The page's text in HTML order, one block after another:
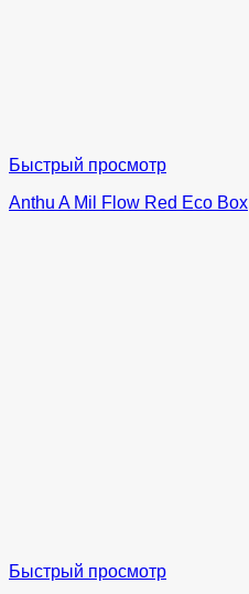
Быстрый просмотр
Anthu A Mil Flow Red Eco Box
Быстрый просмотр